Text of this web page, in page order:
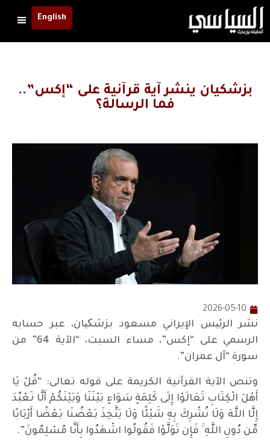
English
بزشكيان ينشر آية قرآنية على “إكس”..
فما الرسالة؟
2026-05-10
نشر الرئیس الإيراني مسعود بزشکیان، عبر حسابه
الرسمي على “إكس”، مساء السبت، “الآية 64” من
سورة “آل عمران”.
وتنص الآية القرآنية الكريمة على قوله تعالى: “قُلْ يَا
أَهْلَ الْكِتَابِ تَعَالَوْا إِلَى كَلِمَةٍ سَوَاءٍ بَيْنَنَا وَبَيْنَكُمْ أَلَّا نَعْبُدَ
إِلَّا اللَّهَ وَلَا نُشْرِكَ بِهِ شَيْئًا وَلَا يَتَّخِذَ بَعْضُنَا بَعْضًا أَرْبَابًا
مِّن دُونِ اللَّهِ ۚ فَإِن تَوَلَّوْا فَقُولُوا اشْهَدُوا بِأَنَّا مُسْلِمُونَ”.